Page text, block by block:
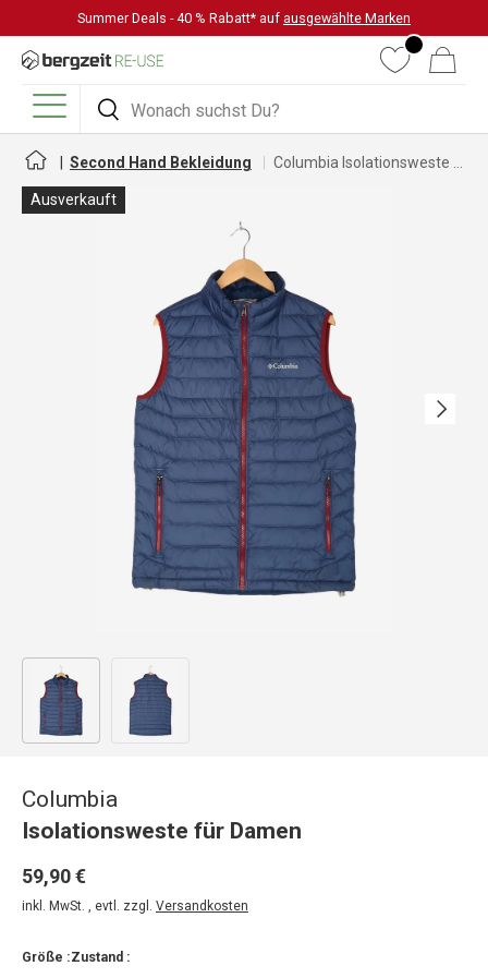
DIREKT ZUM INHALT
Summer Deals - 40 % Rabatt* auf ausgewählte Marken
Suchen
Suchen
WunschlisteWarenkorb
Menü
Second Hand Bekleidung
Ausverkauft
Nächste
Bild 1 in Galerieansicht laden
Columbia
Isolationsweste für Damen
59,90 €
inkl. MwSt. , evtl. zzgl. Versandkosten
Größe :Zustand :